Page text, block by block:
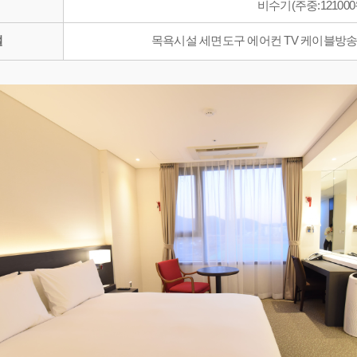
비수기(주중
목욕시설 세면도구 에어컨 TV 케이블방